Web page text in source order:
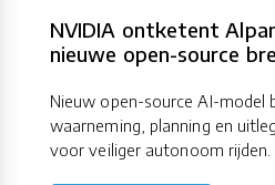
NVIDIA ontketent
nieuwe open-source
Nieuw open-source AI-model
waarneming, planning en
voor veiliger autonoom rijden.